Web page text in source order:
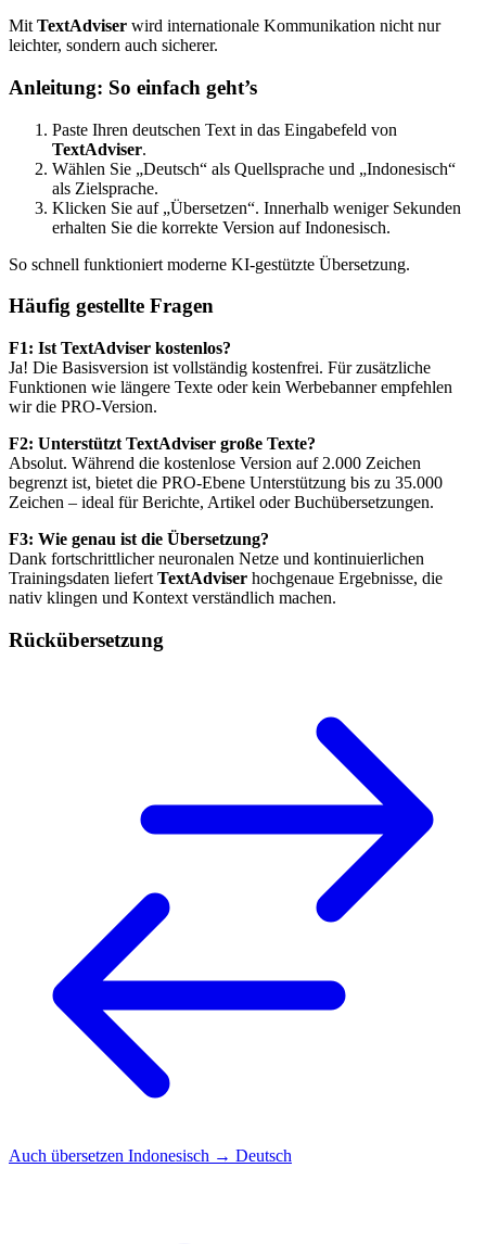
Mit TextAdviser wird internationale Kommunikation nicht nur
leichter, sondern auch sicherer.
Anleitung: So einfach geht’s
Paste Ihren deutschen Text in das Eingabefeld von
TextAdviser.
Wählen Sie „Deutsch“ als Quellsprache und „Indonesisch“
als Zielsprache.
Klicken Sie auf „Übersetzen“. Innerhalb weniger Sekunden
erhalten Sie die korrekte Version auf Indonesisch.
So schnell funktioniert moderne KI-gestützte Übersetzung.
Häufig gestellte Fragen
F1: Ist TextAdviser kostenlos?
Ja! Die Basisversion ist vollständig kostenfrei. Für zusätzliche
Funktionen wie längere Texte oder kein Werbebanner empfehlen
wir die PRO-Version.
F2: Unterstützt TextAdviser große Texte?
Absolut. Während die kostenlose Version auf 2.000 Zeichen
begrenzt ist, bietet die PRO-Ebene Unterstützung bis zu 35.000
Zeichen – ideal für Berichte, Artikel oder Buchübersetzungen.
F3: Wie genau ist die Übersetzung?
Dank fortschrittlicher neuronalen Netze und kontinuierlichen
Trainingsdaten liefert TextAdviser hochgenaue Ergebnisse, die
nativ klingen und Kontext verständlich machen.
Rückübersetzung
Auch übersetzen Indonesisch → Deutsch